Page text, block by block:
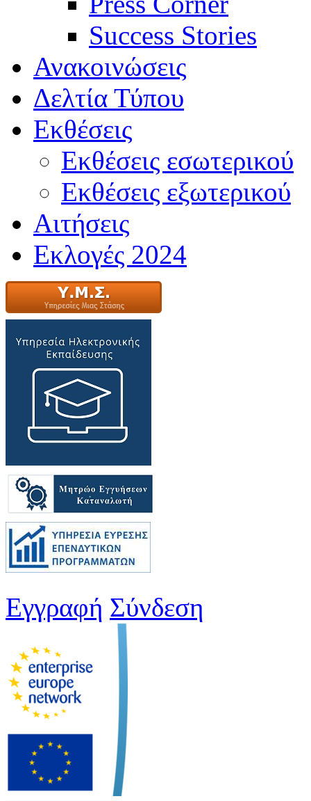
Success Stories
Ανακοινώσεις
Δελτία Τύπου
Εκθέσεις
Εκθέσεις εσωτερικού
Εκθέσεις εξωτερικού
Αιτήσεις
Εκλογές 2024
Εγγραφή Σύνδεση